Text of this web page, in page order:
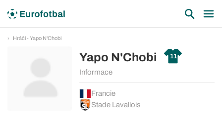
Hráči - Yapo N'Chobi
Yapo N'Chobi 11
Informace
Francie
Stade Lavallois